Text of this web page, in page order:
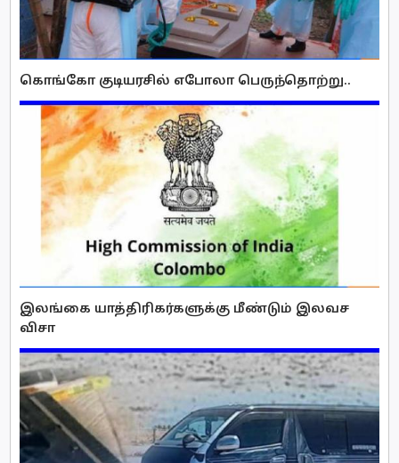
கொங்கோ குடியரசில் எபோலா பெருந்தொற்று..
இலங்கை யாத்திரிகர்களுக்கு மீண்டும் இலவச
விசா